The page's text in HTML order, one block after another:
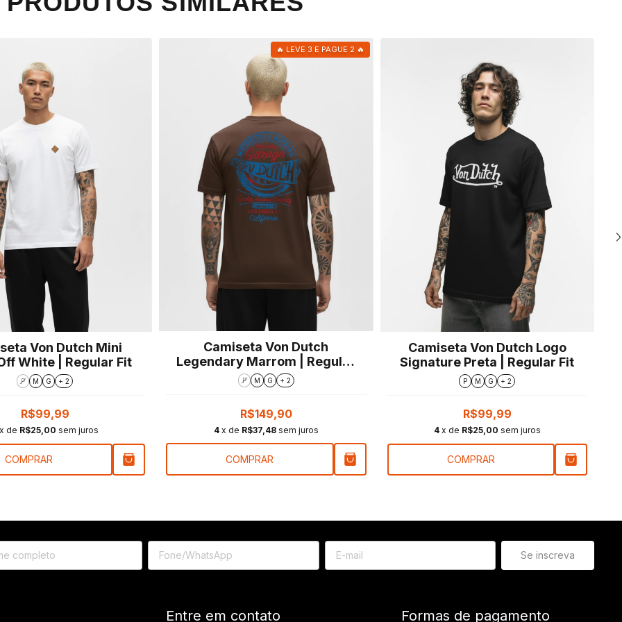
Von Dutch Mini
White | Regular Fit
P M G + 2
R$99,99
de R$25,00 sem juros
COMPRAR
🔥 LEVE 3 E PAGUE 2 🔥
Camiseta Von Dutch
Legendary Marrom | Regular
Fit
P M G + 2
R$149,90
4 x de R$37,48 sem juros
COMPRAR
Camiseta Von Dutch Logo
Signature Preta | Regular Fit
P M G + 2
R$99,99
4 x de R$25,00 sem juros
COMPRAR
Entre em contato Formas de pagamento